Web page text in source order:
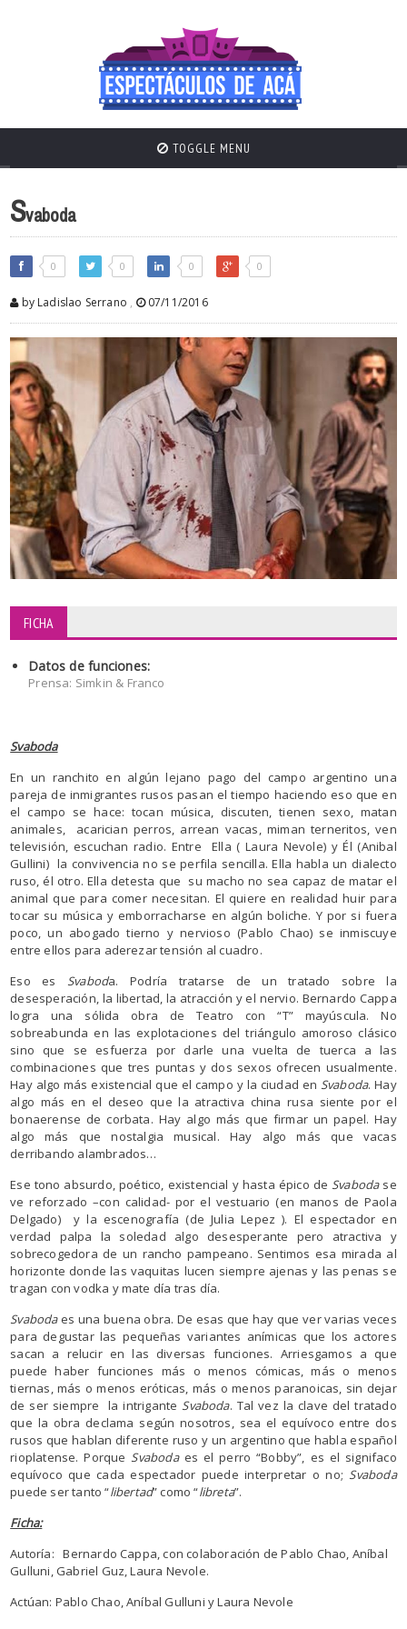
TOGGLE MENU
Svaboda
0 0 0 0
by Ladislao Serrano , 07/11/2016
FICHA
Datos de funciones:
Prensa: Simkin & Franco
Svaboda
En un ranchito en algún lejano pago del campo argentino una
pareja de inmigrantes rusos pasan el tiempo haciendo eso que en
el campo se hace: tocan música, discuten, tienen sexo, matan
animales, acarician perros, arrean vacas, miman terneritos, ven
televisión, escuchan radio. Entre Ella ( Laura Nevole) y Él (Anibal
Gullini) la convivencia no se perfila sencilla. Ella habla un dialecto
ruso, él otro. Ella detesta que su macho no sea capaz de matar el
animal que para comer necesitan. El quiere en realidad huir para
tocar su música y emborracharse en algún boliche. Y por si fuera
poco, un abogado tierno y nervioso (Pablo Chao) se inmiscuye
entre ellos para aderezar tensión al cuadro.
Eso esSvaboda. Podría tratarse de un tratado sobre la
desesperación, la libertad, la atracción y el nervio. Bernardo Cappa
logra una sólida obra de Teatro con “T” mayúscula. No
sobreabunda en las explotaciones del triángulo amoroso clásico
sino que se esfuerza por darle una vuelta de tuerca a las
combinaciones que tres puntas y dos sexos ofrecen usualmente.
Hay algo más existencial que el campo y la ciudad en Svaboda. Hay
algo más en el deseo que la atractiva china rusa siente por el
bonaerense de corbata. Hay algo más que firmar un papel. Hay
algo más que nostalgia musical. Hay algo más que vacas
derribando alambrados…
Ese tono absurdo, poético, existencial y hasta épico deSvabodase
ve reforzado –con calidad- por el vestuario (en manos de Paola
Delgado) y la escenografía (de Julia Lepez ). El espectador en
verdad palpa la soledad algo desesperante pero atractiva y
sobrecogedora de un rancho pampeano. Sentimos esa mirada al
horizonte donde las vaquitas lucen siempre ajenas y las penas se
tragan con vodka y mate día tras día.
Svabodaes una buena obra. De esas que hay que ver varias veces
para degustar las pequeñas variantes anímicas que los actores
sacan a relucir en las diversas funciones. Arriesgamos a que
puede haber funciones más o menos cómicas, más o menos
tiernas, más o menos eróticas, más o menos paranoicas, sin dejar
de ser siempre la intriganteSvaboda. Tal vez la clave del tratado
que la obra declama según nosotros, sea el equívoco entre dos
rusos que hablan diferente ruso y un argentino que habla español
rioplatense. Porque Svabodaes el perro “Bobby”, es el signifaco
equívoco que cada espectador puede interpretar o no;Svaboda
puede ser tanto “libertad” como “libreta”.
Ficha:
Autoría: Bernardo Cappa, con colaboración de Pablo Chao, Aníbal
Gulluni, Gabriel Guz, Laura Nevole.
Actúan: Pablo Chao, Aníbal Gulluni y Laura Nevole